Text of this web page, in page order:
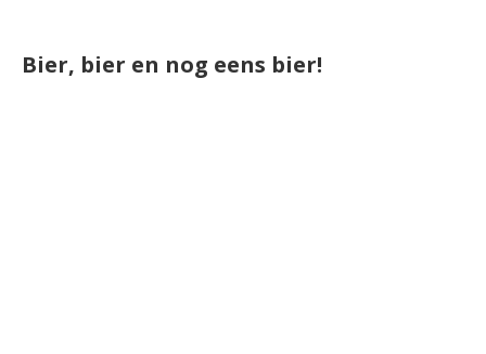
Bier, bier en nog eens bier!